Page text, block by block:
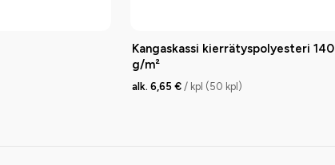
Kangaskassi kierrätyspolyesteri 140
g/m²
alk. 6,65 € / kpl (50 kpl)